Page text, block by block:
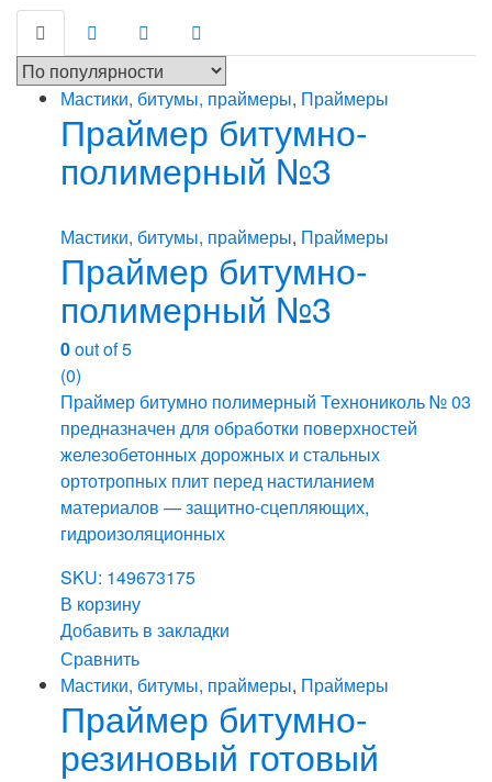
Мастики, битумы, праймеры, Праймеры
Праймер битумно-
полимерный №3
Мастики, битумы, праймеры, Праймеры
Праймер битумно-
полимерный №3
0out of 5
(0)
Праймер битумно полимерный Технониколь № 03
предназначен для обработки поверхностей
железобетонных дорожных и стальных
ортотропных плит перед настиланием
материалов — защитно-сцепляющих,
гидроизоляционных
SKU: 149673175
В корзину
Добавить в закладки
Сравнить
Мастики, битумы, праймеры, Праймеры
Праймер битумно-
резиновый готовый